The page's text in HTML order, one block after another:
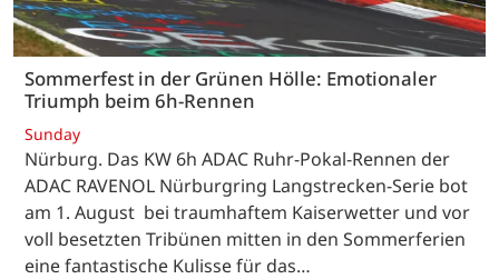
Sommerfest in der Grünen Hölle: Emotionaler
Triumph beim 6h-Rennen
Sunday
Nürburg. Das KW 6h ADAC Ruhr-Pokal-Rennen der
ADAC RAVENOL Nürburgring Langstrecken-Serie bot
am 1. August bei traumhaftem Kaiserwetter und vor
voll besetzten Tribünen mitten in den Sommerferien
eine fantastische Kulisse für das…